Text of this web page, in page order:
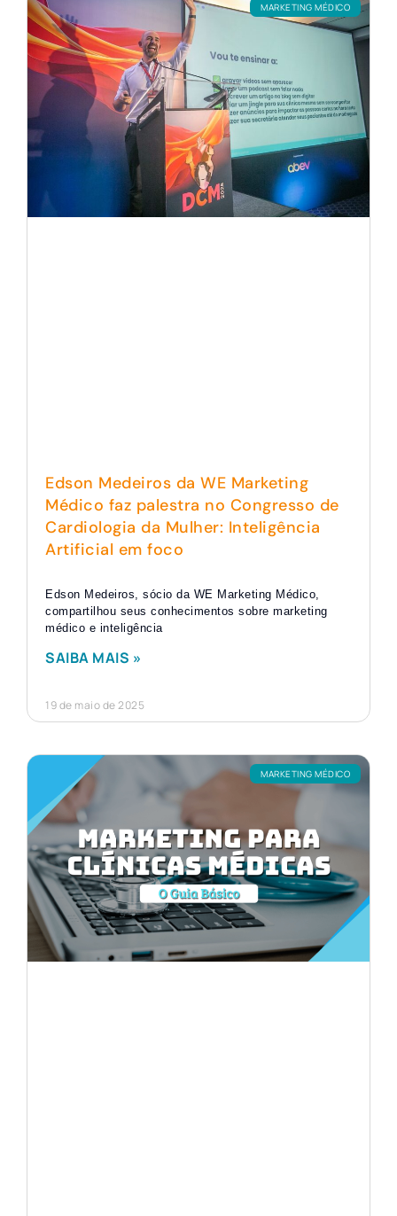
MARKETING MÉDICO
Edson Medeiros da WE Marketing
Médico faz palestra no Congresso de
Cardiologia da Mulher: Inteligência
Artificial em foco
Edson Medeiros, sócio da WE Marketing Médico,
compartilhou seus conhecimentos sobre marketing
médico e inteligência
SAIBA MAIS »
19 de maio de 2025
MARKETING MÉDICO